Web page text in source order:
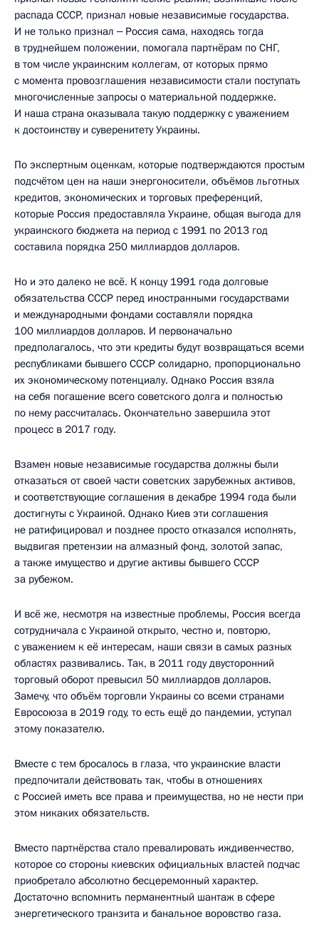
распада СССР, признал новые независимые государства.
И не только признал ‒ Россия сама, находясь тогда
в труднейшем положении, помогала партнёрам по СНГ,
в том числе украинским коллегам, от которых прямо
с момента провозглашения независимости стали поступать
многочисленные запросы о материальной поддержке.
И наша страна оказывала такую поддержку с уважением
к достоинству и суверенитету Украины.
По экспертным оценкам, которые подтверждаются простым
подсчётом цен на наши энергоносители, объёмов льготных
кредитов, экономических и торговых преференций,
которые Россия предоставляла Украине, общая выгода для
украинского бюджета на период с 1991 по 2013 год
составила порядка 250 миллиардов долларов.
Но и это далеко не всё. К концу 1991 года долговые
обязательства СССР перед иностранными государствами
и международными фондами составляли порядка
100 миллиардов долларов. И первоначально
предполагалось, что эти кредиты будут возвращаться всеми
республиками бывшего СССР солидарно, пропорционально
их экономическому потенциалу. Однако Россия взяла
на себя погашение всего советского долга и полностью
по нему рассчиталась. Окончательно завершила этот
процесс в 2017 году.
Взамен новые независимые государства должны были
отказаться от своей части советских зарубежных активов,
и соответствующие соглашения в декабре 1994 года были
достигнуты с Украиной. Однако Киев эти соглашения
не ратифицировал и позднее просто отказался исполнять,
выдвигая претензии на алмазный фонд, золотой запас,
а также имущество и другие активы бывшего СССР
за рубежом.
И всё же, несмотря на известные проблемы, Россия всегда
сотрудничала с Украиной открыто, честно и, повторю,
с уважением к её интересам, наши связи в самых разных
областях развивались. Так, в 2011 году двусторонний
торговый оборот превысил 50 миллиардов долларов.
Замечу, что объём торговли Украины со всеми странами
Евросоюза в 2019 году, то есть ещё до пандемии, уступал
этому показателю.
Вместе с тем бросалось в глаза, что украинские власти
предпочитали действовать так, чтобы в отношениях
с Россией иметь все права и преимущества, но не нести при
этом никаких обязательств.
Вместо партнёрства стало превалировать иждивенчество,
которое со стороны киевских официальных властей подчас
приобретало абсолютно бесцеремонный характер.
Достаточно вспомнить перманентный шантаж в сфере
энергетического транзита и банальное воровство газа.